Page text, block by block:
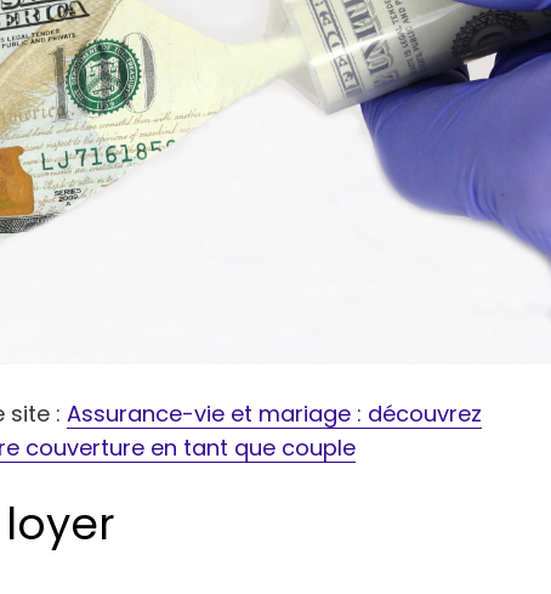
site : Assurance-vie et mariage : découvrez
couverture en tant que couple